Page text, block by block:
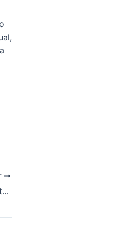
Samuel Carvalho, prefeito eleito de N. S. do Socorro, mostra compromisso com mudança e transparência, em reunião com presidente do Tribunal de Contas de Sergipe